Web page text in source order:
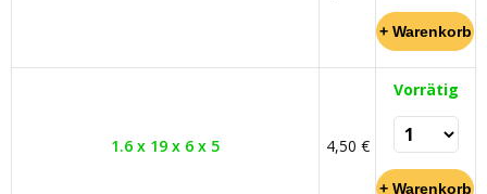
1.6 x 19 x 6 x 5 4,50 €
Vorrätig